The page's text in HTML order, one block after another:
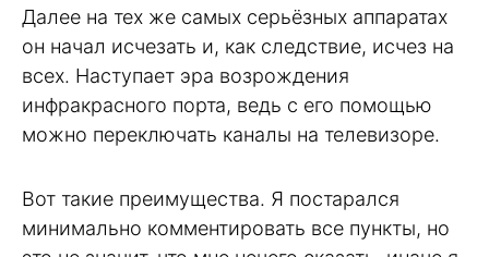
Далее на тех же самых серьёзных аппаратах
он начал исчезать и, как следствие, исчез на
всех. Наступает эра возрождения
инфракрасного порта, ведь с его помощью
можно переключать каналы на телевизоре.
Вот такие преимущества. Я постарался
минимально комментировать все пункты, но